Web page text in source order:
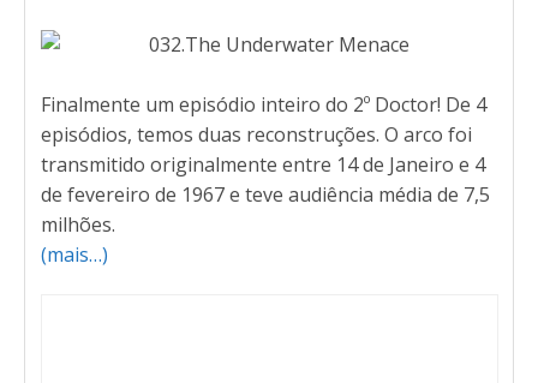
Finalmente um episódio inteiro do 2º Doctor! De 4
episódios, temos duas reconstruções. O arco foi
transmitido originalmente entre 14 de Janeiro e 4
de fevereiro de 1967 e teve audiência média de 7,5
milhões.
(mais…)